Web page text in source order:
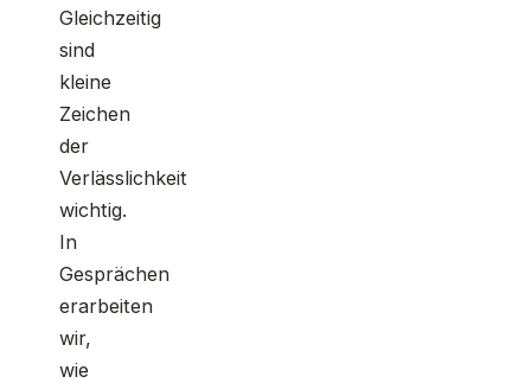
Gleichzeitig
sind
kleine
Zeichen
der
Verlässlichkeit
wichtig.
In
Gesprächen
erarbeiten
wir,
wie